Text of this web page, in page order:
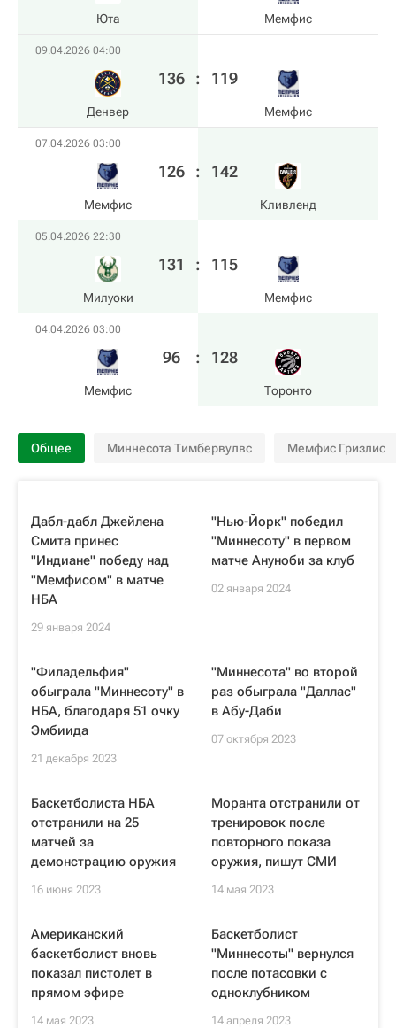
Юта Мемфис
09.04.2026 04:00
Денвер
136 : 119
Мемфис
07.04.2026 03:00
Мемфис
126 : 142
Кливленд
05.04.2026 22:30
Милуоки
131 : 115
Мемфис
04.04.2026 03:00
Мемфис
96 : 128
Торонто
Общее Миннесота Тимбервулвс Мемфис Гризлис
Дабл-дабл Джейлена
Смита принес
"Индиане" победу над
"Мемфисом" в матче
НБА
29 января 2024
"Нью-Йорк" победил
"Миннесоту" в первом
матче Ануноби за клуб
02 января 2024
"Филадельфия"
обыграла "Миннесоту" в
НБА, благодаря 51 очку
Эмбиида
21 декабря 2023
"Миннесота" во второй
раз обыграла "Даллас"
в Абу-Даби
07 октября 2023
Баскетболиста НБА
отстранили на 25
матчей за
демонстрацию оружия
16 июня 2023
Моранта отстранили от
тренировок после
повторного показа
оружия, пишут СМИ
14 мая 2023
Американский
баскетболист вновь
показал пистолет в
прямом эфире
14 мая 2023
Баскетболист
"Миннесоты" вернулся
после потасовки с
одноклубником
14 апреля 2023